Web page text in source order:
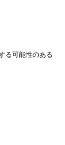
る可能性のある